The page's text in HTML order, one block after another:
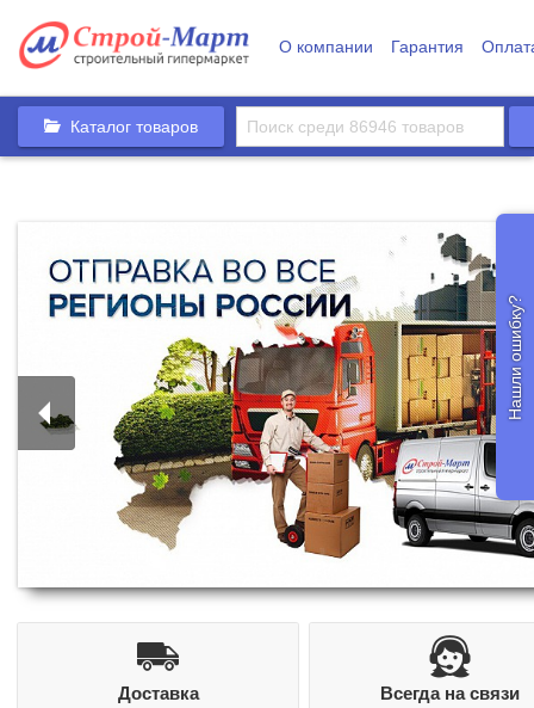
О компании Гарантия
Каталог товаров
Доставка Всегда на связи
Нашли ошибку?